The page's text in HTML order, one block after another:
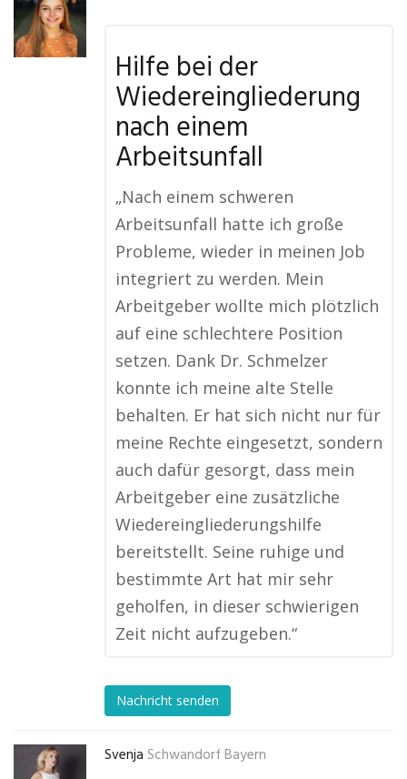
Hilfe bei der
Wiedereingliederung
nach einem
Arbeitsunfall
„Nach einem schweren
Arbeitsunfall hatte ich große
Probleme, wieder in meinen Job
integriert zu werden. Mein
Arbeitgeber wollte mich plötzlich
auf eine schlechtere Position
setzen. Dank Dr. Schmelzer
konnte ich meine alte Stelle
behalten. Er hat sich nicht nur für
meine Rechte eingesetzt, sondern
auch dafür gesorgt, dass mein
Arbeitgeber eine zusätzliche
Wiedereingliederungshilfe
bereitstellt. Seine ruhige und
bestimmte Art hat mir sehr
geholfen, in dieser schwierigen
Zeit nicht aufzugeben.“
Nachricht senden
Svenja Schwandorf Bayern